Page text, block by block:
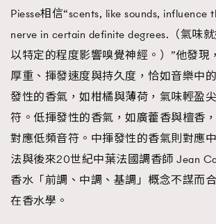
AFrenchMind
EmpowerF
FashionWeek
Piesse相信“scents, like sounds, influence
nerve in certain definite degrees.（氣味
以特定的程度影響嗅覺神經。）”他發現
厚重、揮發速度與持久度，恰如音樂中
發性的香氣，如柑橘與薄荷，氣味輕盈
符。低揮發性的香氣，如廣藿香與檀香
對應低頻音符。中揮發性的香氣則對應
法與後來20世紀中葉法國調香師 Jean
香水「前調、中調、基調」概念不謀而
在香水學。